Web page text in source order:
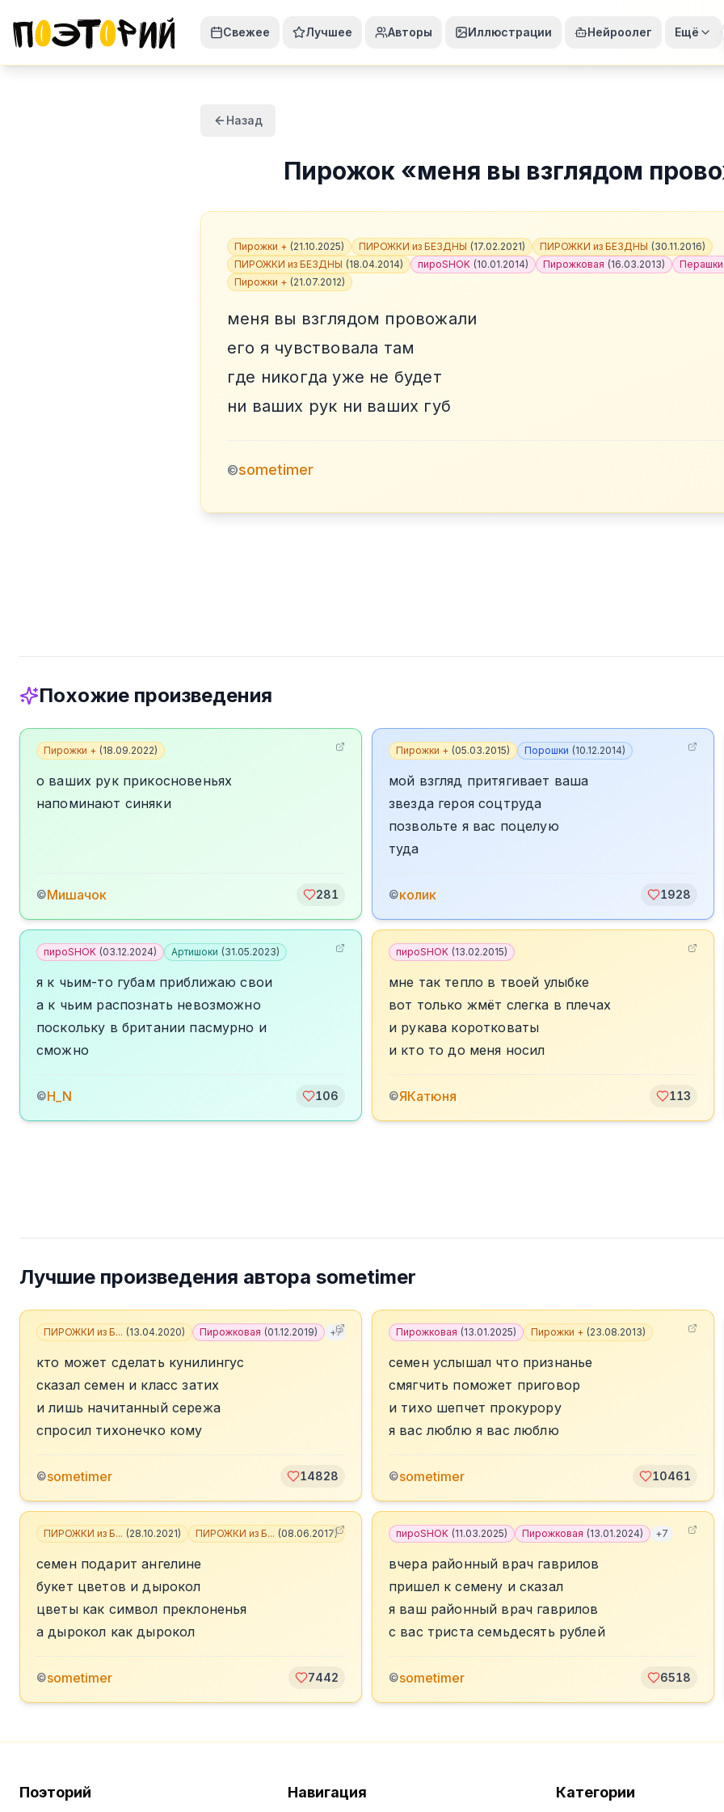
Свежее Лучшее Авторы Иллюстрации Нейроолег Ещё
Назад
Пирожок«меня вы взглядом
Пирожки + (21.10.2025) ПИРОЖКИ из БЕЗДНЫ (17.02.2021) ПИРОЖКИ из БЕЗДНЫ (30.11.2016)
ПИРОЖКИ из БЕЗДНЫ (18.04.2014) пироSHOK (10.01.2014) Пирожковая (16.03.2013)
Пирожки + (21.07.2012)
меня вы взглядом провожали
его я чувствовала там
где никогда уже не будет
ни ваших рук ни ваших губ
©sometimer
Похожие произведения
Пирожки + (18.09.2022)
о ваших рук прикосновеньях
напоминают синяки
©Мишачок 281
Пирожки + (05.03.2015) Порошки (10.12.2014)
мой взгляд притягивает ваша
звезда героя соцтруда
позвольте я вас поцелую
туда
©колик 1928
пироSHOK (03.12.2024) Артишоки (31.05.2023)
я к чьим-то губам приближаю свои
а к чьим распознать невозможно
поскольку в британии пасмурно и
сможно
©H_N 106
пироSHOK (13.02.2015)
мне так тепло в твоей улыбке
вот только жмёт слегка в плечах
и рукава коротковаты
и кто то до меня носил
©ЯКатюня 113
Лучшие произведения автора sometimer
ПИРОЖКИ из Б... (13.04.2020) Пирожковая (01.12.2019) +7
кто может сделать кунилингус
сказал семен и класс затих
и лишь начитанный сережа
спросил тихонечко кому
©sometimer 14828
Пирожковая (13.01.2025) Пирожки + (23.08.2013)
семен услышал что признанье
смягчить поможет приговор
и тихо шепчет прокурору
я вас люблю я вас люблю
©sometimer 10461
ПИРОЖКИ из Б... (28.10.2021) ПИРОЖКИ из Б... (08.06.2017)
семен подарит ангелине
букет цветов и дырокол
цветы как символ преклоненья
а дырокол как дырокол
©sometimer 7442
пироSHOK (11.03.2025) Пирожковая (13.01.2024) +7
вчера районный врач гаврилов
пришел к семену и сказал
я ваш районный врач гаврилов
с вас триста семьдесять рублей
©sometimer 6518
Поэторий Навигация Категории